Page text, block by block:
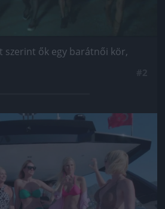
szerint ők egy barátnői kör,
Jön még kép!